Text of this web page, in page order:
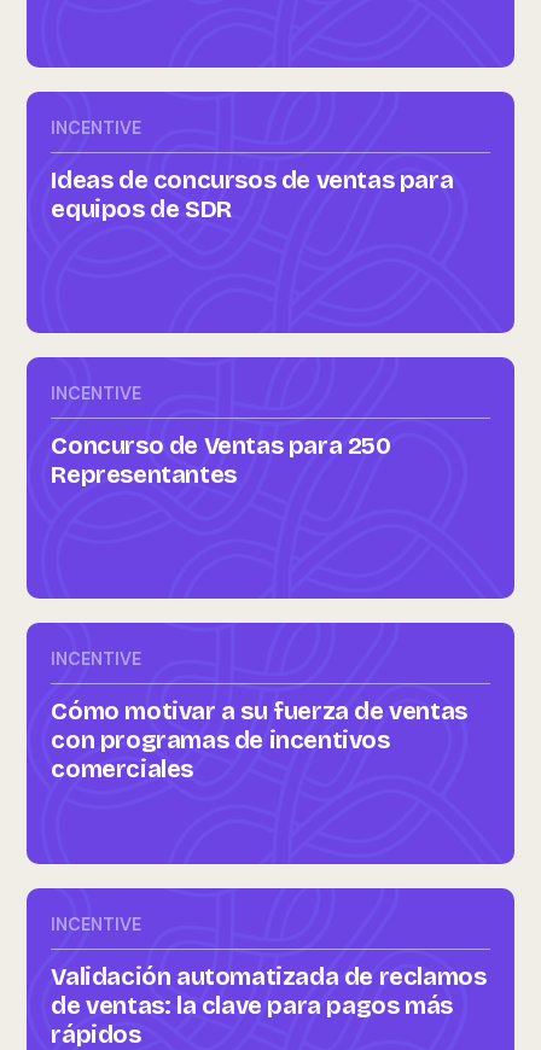
INCENTIVE
Ideas de concursos de ventas para
equipos de SDR
INCENTIVE
Concurso de Ventas para 250
Representantes
INCENTIVE
Cómo motivar a su fuerza de ventas
con programas de incentivos
comerciales
INCENTIVE
Validación automatizada de reclamos
de ventas: la clave para pagos más
rápidos